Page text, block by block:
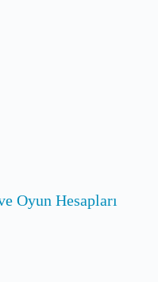
Oyun Hesapları